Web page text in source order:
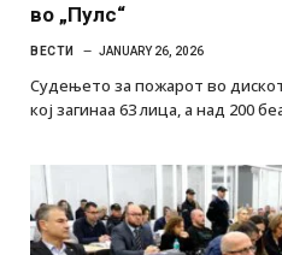
во „Пулс“
ВЕСТИ JANUARY 26, 2026
Судењето за пожарот во
кој загинаа 63 лица, а над 200